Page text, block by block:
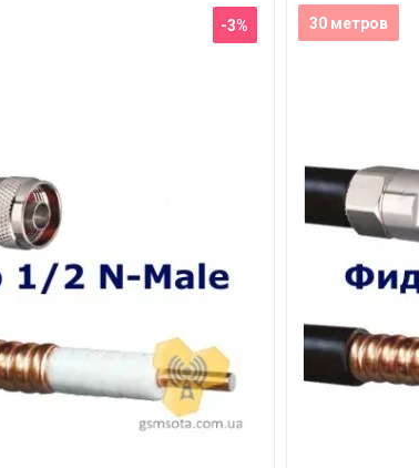
-3% 30 метров